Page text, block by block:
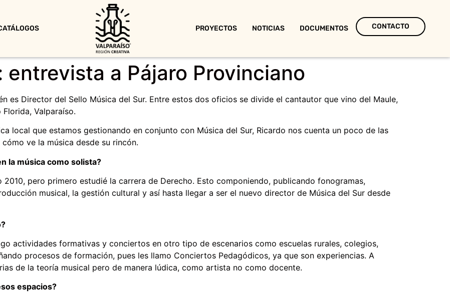
PROYECTOS NOTICIAS DOCUMENTOS CONTACTO
entrevista a Pájaro Provinciano
es Director del Sello Música del Sur. Entre estos dos oficios se divide el cantautor que vino del Maule,
Valparaíso.
local que estamos gestionando en conjunto con Música del Sur, Ricardo nos cuenta un poco de las
ve la música desde su rincón.
la música como solista?
2010, pero primero estudié la carrera de Derecho. Esto componiendo, publicando fonogramas,
musical, la gestión cultural y así hasta llegar a ser el nuevo director de Música del Sur desde
actividades formativas y conciertos en otro tipo de escenarios como escuelas rurales, colegios,
procesos de formación, pues les llamo Conciertos Pedagódicos, ya que son experiencias. A
de la teoría musical pero de manera lúdica, como artista no como docente.
espacios?